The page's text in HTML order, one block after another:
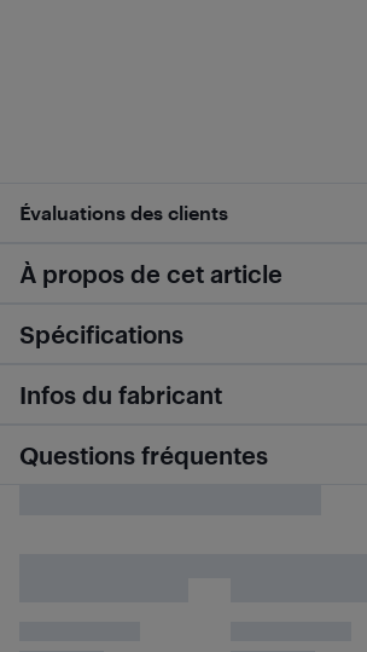
Évaluations des clients
À propos de cet article
Spécifications
Infos du fabricant
Questions fréquentes